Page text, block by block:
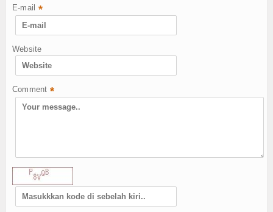
E-mail *
Website
Comment *